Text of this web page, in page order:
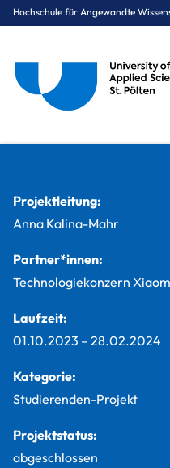
Hochschule für Angewandte
Projektleitung:
Anna Kalina-Mahr
Partner*innen:
Technologiekonzern
Laufzeit:
01.10.2023 – 28.02.2024
Kategorie:
Studierenden-Projekt
Projektstatus:
abgeschlossen